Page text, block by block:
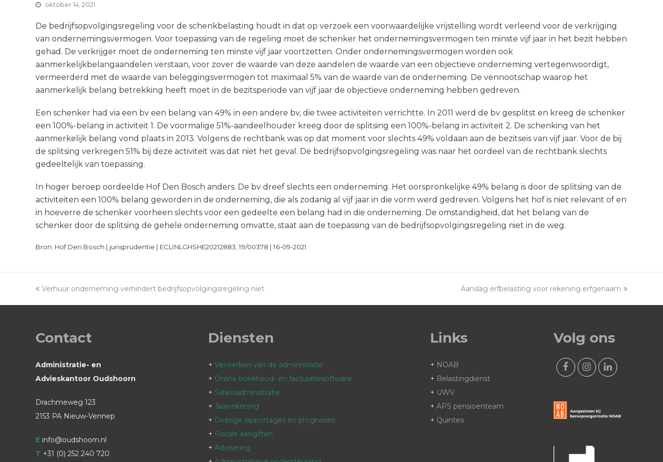
oktober 14, 2021
De bedrijfsopvolgingsregeling voor de schenkbelasting houdt in dat op verzoek een voorwaardelijke vrijstelling wordt verleend voor de verkrijging
van ondernemingsvermogen. Voor toepassing van de regeling moet de schenker het ondernemingsvermogen ten minste vijf jaar in het bezit hebben
gehad. De verkrijger moet de onderneming ten minste vijf jaar voortzetten. Onder ondernemingsvermogen worden ook
aanmerkelijkbelangaandelen verstaan, voor zover de waarde van deze aandelen de waarde van een objectieve onderneming vertegenwoordigt,
vermeerderd met de waarde van beleggingsvermogen tot maximaal 5% van de waarde van de onderneming. De vennootschap waarop het
aanmerkelijk belang betrekking heeft moet in de bezitsperiode van vijf jaar de objectieve onderneming hebben gedreven.
Een schenker had via een bv een belang van 49% in een andere bv, die twee activiteiten verrichtte. In 2011 werd de bv gesplitst en kreeg de schenker
een 100%-belang in activiteit 1. De voormalige 51%-aandeelhouder kreeg door de splitsing een 100%-belang in activiteit 2. De schenking van het
aanmerkelijk belang vond plaats in 2013. Volgens de rechtbank was op dat moment voor slechts 49% voldaan aan de bezitseis van vijf jaar. Voor de bij
de splitsing verkregen 51% bij deze activiteit was dat niet het geval. De bedrijfsopvolgingsregeling was naar het oordeel van de rechtbank slechts
gedeeltelijk van toepassing.
In hoger beroep oordeelde Hof Den Bosch anders. De bv dreef slechts een onderneming. Het oorspronkelijke 49% belang is door de splitsing van de
activiteiten een 100% belang geworden in de onderneming, die als zodanig al vijf jaar in die vorm werd gedreven. Volgens het hof is niet relevant of en
in hoeverre de schenker voorheen slechts voor een gedeelte een belang had in die onderneming. De omstandigheid, dat het belang van de
schenker door de splitsing de gehele onderneming omvatte, staat aan de toepassing van de bedrijfsopvolgingsregeling niet in de weg.
Bron: Hof Den Bosch | jurisprudentie | ECLINLGHSHE20212883, 19/00378 | 16-09-2021
previous
Verhuur onderneming verhindert bedrijfsopvolgingsregeling niet
next
Aanslag erfbelasting voor rekening erfgenaam
Contact
Administratie- en
Advieskantoor Oudshoorn
Drachmeweg 123
2153 PA Nieuw-Vennep
E info@oudshoorn.nl
T +31 (0) 252 240 720
Diensten
+ Verwerken van de administratie
+ Online boekhoud- en facturatiesoftware
+ Salarisadministratie
+ Jaarrekening
+ Overige rapportages en prognoses
+ Fiscale aangiften
+ Advisering
Links
+ NOAB
+ Belastingdienst
+ UWV
+ APS pensioenteam
+ Quintes
Volg ons
F
e
o
t
L
k